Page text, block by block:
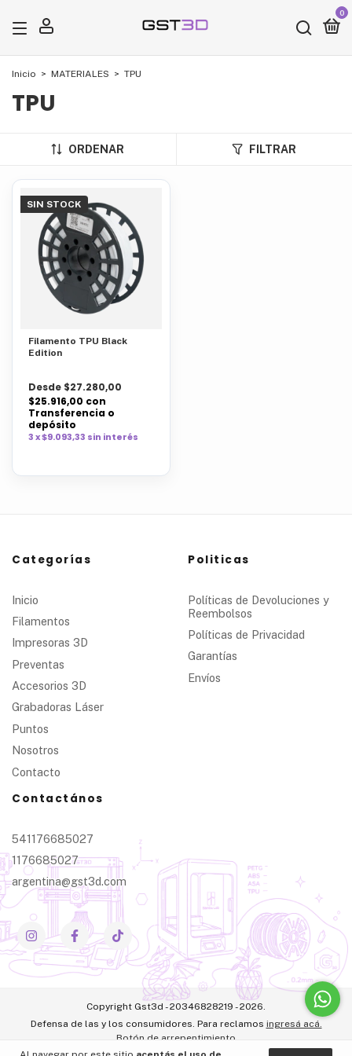
0
x
Inicio > MATERIALES > TPU
TPU
ORDENAR FILTRAR
SIN STOCK
Filamento TPU Black
Edition
Desde $27.280,00
$25.916,00 con
Transferencia o
depósito
3 x $9.093,33 sin interés
Categorías
Inicio
Filamentos
Impresoras 3D
Preventas
Accesorios 3D
Grabadoras Láser
Puntos
Nosotros
Contacto
Politicas
Políticas de Devoluciones y
Reembolsos
Políticas de Privacidad
Garantías
Envíos
Contactános
541176685027
1176685027
argentina@gst3d.com
Copyright Gst3d - 20346828219 - 2026.
Defensa de las y los consumidores. Para reclamos ingresá acá.
Botón de arrepentimiento